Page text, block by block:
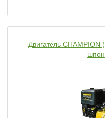
Двигатель CHAMPION